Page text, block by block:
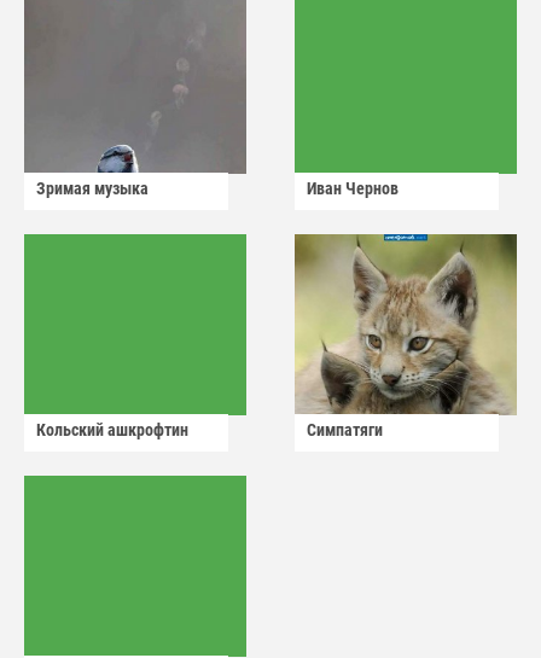
Зримая музыка Иван Чернов
Кольский ашкрофтин Симпатяги